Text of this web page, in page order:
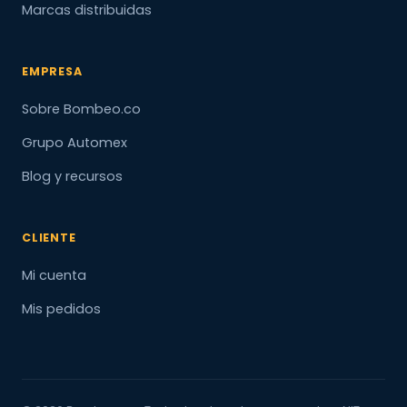
Marcas distribuidas
EMPRESA
Sobre Bombeo.co
Grupo Automex
Blog y recursos
CLIENTE
Mi cuenta
Mis pedidos